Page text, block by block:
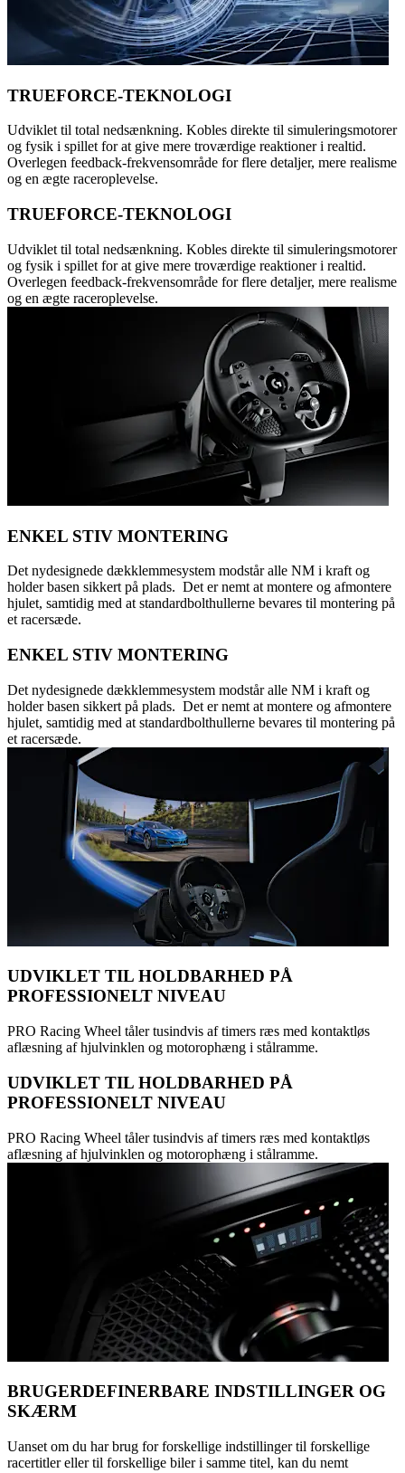
TRUEFORCE-TEKNOLOGI
Udviklet til total nedsænkning. Kobles direkte til simuleringsmotorer
og fysik i spillet for at give mere troværdige reaktioner i realtid.
Overlegen feedback-frekvensområde for flere detaljer, mere realisme
og en ægte raceroplevelse.
TRUEFORCE-TEKNOLOGI
Udviklet til total nedsænkning. Kobles direkte til simuleringsmotorer
og fysik i spillet for at give mere troværdige reaktioner i realtid.
Overlegen feedback-frekvensområde for flere detaljer, mere realisme
og en ægte raceroplevelse.
ENKEL STIV MONTERING
Det nydesignede dækklemmesystem modstår alle NM i kraft og
holder basen sikkert på plads. Det er nemt at montere og afmontere
hjulet, samtidig med at standardbolthullerne bevares til montering på
et racersæde.
ENKEL STIV MONTERING
Det nydesignede dækklemmesystem modstår alle NM i kraft og
holder basen sikkert på plads. Det er nemt at montere og afmontere
hjulet, samtidig med at standardbolthullerne bevares til montering på
et racersæde.
UDVIKLET TIL HOLDBARHED PÅ
PROFESSIONELT NIVEAU
PRO Racing Wheel tåler tusindvis af timers ræs med kontaktløs
aflæsning af hjulvinklen og motorophæng i stålramme.
UDVIKLET TIL HOLDBARHED PÅ
PROFESSIONELT NIVEAU
PRO Racing Wheel tåler tusindvis af timers ræs med kontaktløs
aflæsning af hjulvinklen og motorophæng i stålramme.
BRUGERDEFINERBARE INDSTILLINGER OG
SKÆRM
Uanset om du har brug for forskellige indstillinger til forskellige
racertitler eller til forskellige biler i samme titel, kan du nemt